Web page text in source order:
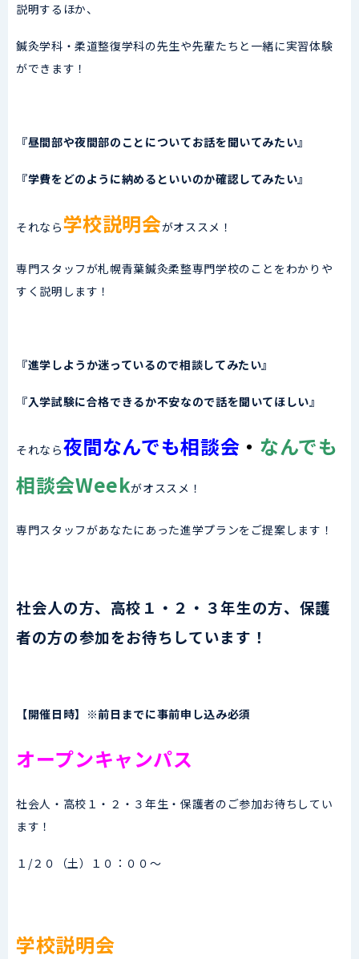
説明するほか、
鍼灸学科・柔道整復学科の先生や先輩たちと一緒に実習体験
ができます！
『昼間部や夜間部のことについてお話を聞いてみたい』
『学費をどのように納めるといいのか確認してみたい』
それなら学校説明会がオススメ！
専門スタッフが札幌青葉鍼灸柔整専門学校のことをわかりや
すく説明します！
『進学しようか迷っているので相談してみたい』
『入学試験に合格できるか不安なので話を聞いてほしい』
それなら夜間なんでも相談会 ・ なんでも
相談会Weekがオススメ！
専門スタッフがあなたにあった進学プランをご提案します！
社会人の方、高校１・２・３年生の方、保護
者の方の参加をお待ちしています！
【開催日時】※前日までに事前申し込み必須
オープンキャンパス
社会人・高校１・２・３年生・保護者のご参加お待ちしてい
ます！
１/２０（土）１０：００～
学校説明会